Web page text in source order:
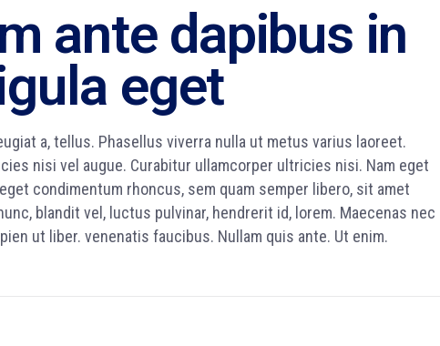
ante dapibus in
eget
a, tellus. Phasellus viverra nulla ut metus varius laoreet.
nisi vel augue. Curabitur ullamcorper ultricies nisi. Nam eget
condimentum rhoncus, sem quam semper libero, sit amet
blandit vel, luctus pulvinar, hendrerit id, lorem. Maecenas nec
ut liber. venenatis faucibus. Nullam quis ante. Ut enim.